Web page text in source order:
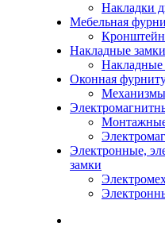
Накладки
Мебельная
Накладные замки
Накладные
Оконная
Электронные,
замки